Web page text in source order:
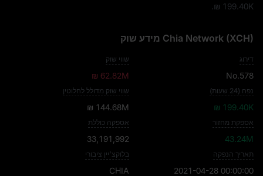
₪ 199.40K
Chia Network (XCH) מידע שוק
דירוג
No.578
שווי שוק
₪ 62.82M
נפח (24 שעות)
₪ 199.40K
שווי שוק מדולל לחלוטין
₪ 144.68M
אספקת מחזור
43.24M
אספקה כוללת
33,191,992
תאריך הנפקה
2021-04-28 00:00:00
בלוקצ'יין ציבורי
CHIA